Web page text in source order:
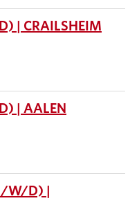
| CRAILSHEIM
| AALEN
W/D) |